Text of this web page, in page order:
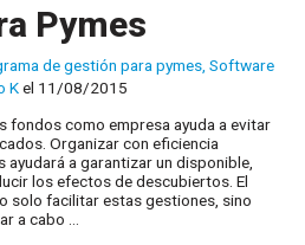
Pymes
de gestión para pymes ,Software
Kel 11/08/2015
fondos como empresa ayuda a evitar
Organizar con eficiencia
a garantizar un disponible,
los efectos de descubiertos. El
solo facilitar estas gestiones, sino
a cabo …